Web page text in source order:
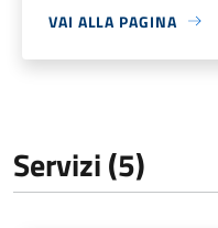
VAI ALLA PAGINA
Servizi (5)